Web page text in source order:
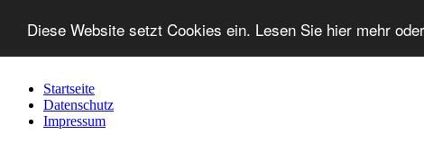
Diese Website setzt Cookies ein. Lesen Sie hier mehr
Startseite
Datenschutz
Impressum